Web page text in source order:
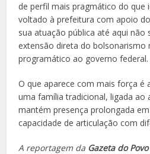
de perfil mais pragmático do que
voltado à prefeitura com apoio
sua atuação pública até aqui não
extensão direta do
programático ao governo federal.
O que aparece com mais força é
uma família tradicional, ligada ao
mantém presença prolongada
capacidade de articulação com
A reportagem da Gazeta do Povo